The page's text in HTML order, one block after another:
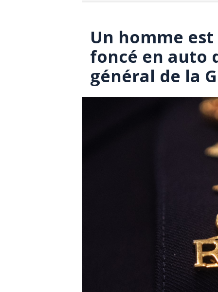
Un homme
foncé en auto
général de la